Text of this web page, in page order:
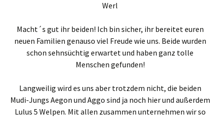
Werl
Macht´s gut ihr beiden! Ich bin sicher, ihr bereitet euren
neuen Familien genauso viel Freude wie uns. Beide wurden
schon sehnsüchtig erwartet und haben ganz tolle
Menschen gefunden!
Langweilig wird es uns aber trotzdem nicht, die beiden
Mudi-Jungs Aegon und Aggo sind ja noch hier und außerdem
Lulus 5 Welpen. Mit allen zusammen unternehmen wir so